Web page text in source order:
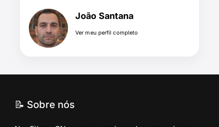
João Santana
Ver meu perfil completo
📝 Sobre nós